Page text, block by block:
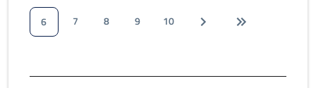
6
7 8 9 10